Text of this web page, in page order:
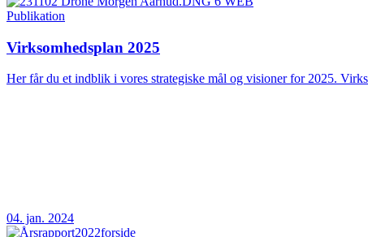
Publikation
Virksomhedsplan 2025
Her får du et indblik i vores strategiske mål og visioner for 2025.
04. jan. 2024